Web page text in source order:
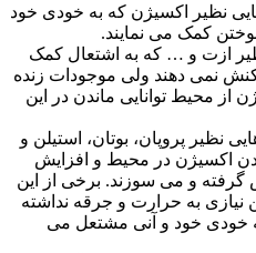
نظیر اکسیژن که به خودی خود
کمک می نمایند.
ازت و … که به اشتعال کمک
نمی دهند ولی موجودات زنده
از محیط توانایی ماندن در این
نظیر پروپان، بوتان، استیلن و
اکسیژن در محیط و افزایش
گرفته و می سوزند. برخی از این
نیازی به حرارت و جرقه نداشته
خودی خود و آنی مشتعل می